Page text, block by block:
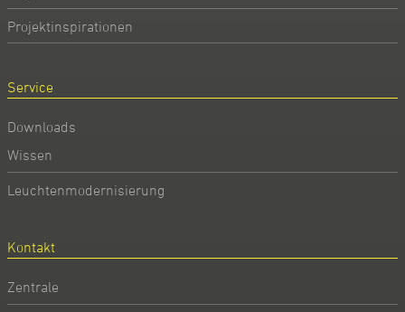
Projektinspirationen
Service
Downloads
Wissen
Leuchtenmodernisierung
Kontakt
Zentrale